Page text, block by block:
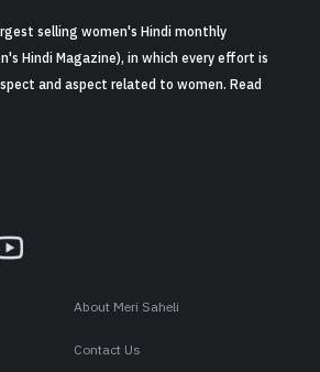
selling women's Hindi monthly
Hindi Magazine), in which every effort is
and aspect related to women. Read
About Meri Saheli
Contact Us